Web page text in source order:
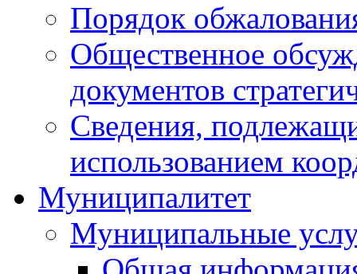
Порядок
Общественное
документов
Сведения,
использованием
Муниципалитет
Муниципальные